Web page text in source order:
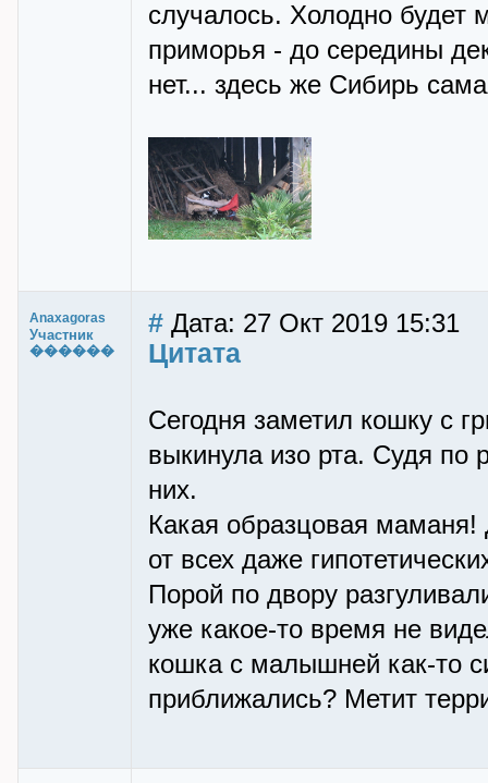
случалось. Холодно
приморья - до середины
нет... здесь же Сибирь
Anaxagoras
Участник
������
# Дата: 27 Окт 2019 15:31
Цитата
Сегодня заметил кошку с
выкинула изо рта. Судя по
них.
Какая образцовая
от всех даже
Порой по двору
уже какое-то время не
кошка с малышней как-то
приближались? Метит